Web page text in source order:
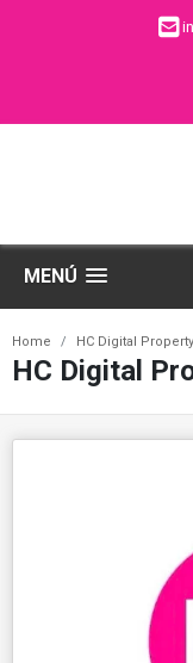
MENÚ
Home HC Digital Property
HC Digital